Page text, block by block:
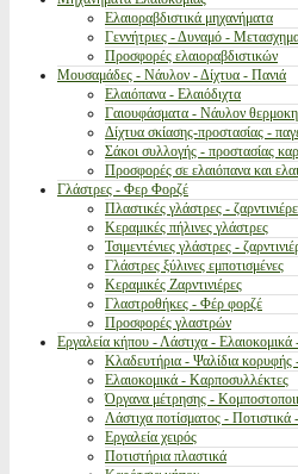
Ελαιοραβδιστικά μηχανήματα
Γεννήτριες - Δυναμό -
Προσφορές ελαιοραβδιστικών
Μουσαμάδες - Νάυλον - Δίχτυα - Πανιά
Ελαιόπανα - Ελαιόδιχτα
Γαιουφάσματα - Νάυλον
Δίχτυα σκίασης-προστασίας -
Σάκοι συλλογής - προστασίας
Προσφορές σε ελαιόπανα και
Γλάστρες - Φερ Φορζέ
Πλαστικές γλάστρες -
Κεραμικές πήλινες γλάστρες
Τσιμεντένιες γλάστρες -
Γλάστρες ξύλινες εμποτισμένες
Κεραμικές Ζαρντινιέρες
Γλαστροθήκες - Φέρ φορζέ
Προσφορές γλαστρών
Εργαλεία κήπου - Λάστιχα - Ελαιοκομικά
Κλαδευτήρια - Ψαλίδια
Ελαιοκομικά - Καρποσυλλέκτες
Όργανα μέτρησης -
Λάστιχα ποτίσματος - Ποτιστικά
Εργαλεία χειρός
Ποτιστήρια πλαστικά